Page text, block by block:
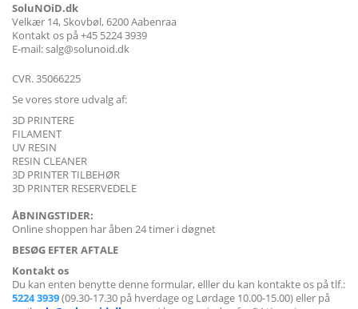
SoluNOiD.dk
Velkær 14, Skovbøl, 6200 Aabenraa
Kontakt os på+45 5224 3939
E-mail:salg@solunoid.dk
CVR. 35066225
Se vores store udvalg af:
3D PRINTERE
FILAMENT
UV RESIN
RESIN CLEANER
3D PRINTER TILBEHØR
3D PRINTER RESERVEDELE
ÅBNINGSTIDER:
Online shoppen har åben 24 timer i døgnet
BESØG EFTER AFTALE
Kontakt os
Du kan enten benytte denne formular, elller du kan kontakte os på tlf.:
5224 3939(09.30-17.30 på hverdage og Lørdage 10.00-15.00) eller på